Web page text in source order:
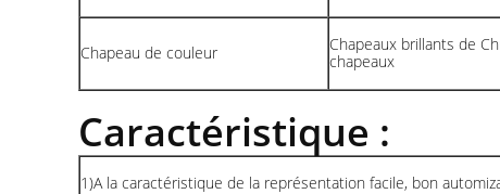
Chapeau de couleur
Chapeaux brillants de
chapeaux
Caractéristique :
1)A la caractéristique de la représentation facile, bon